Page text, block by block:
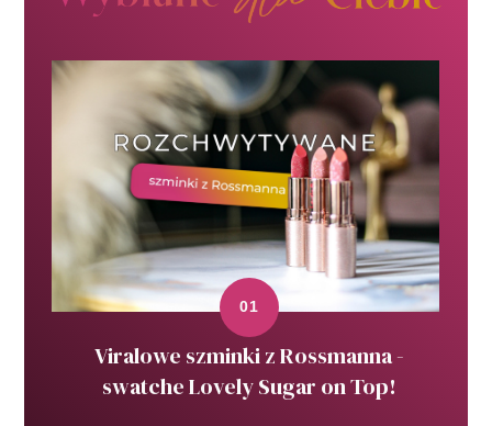
Viralowe szminki z Rossmanna -
swatche Lovely Sugar on Top!